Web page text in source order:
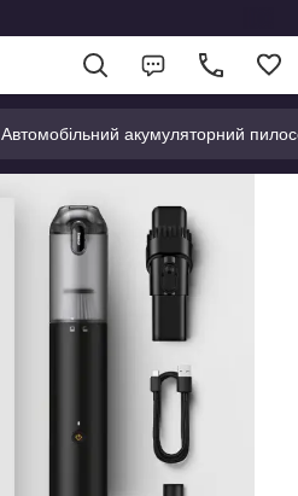
Автомобільний акумуляторний